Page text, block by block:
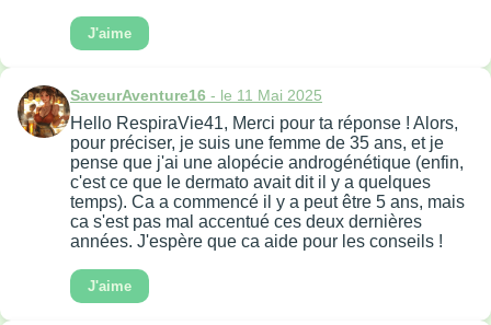
J'aime
SaveurAventure16 - le 11 Mai 2025
Hello RespiraVie41, Merci pour ta réponse ! Alors,
pour préciser, je suis une femme de 35 ans, et je
pense que j'ai une alopécie androgénétique (enfin,
c'est ce que le dermato avait dit il y a quelques
temps). Ca a commencé il y a peut être 5 ans, mais
ca s'est pas mal accentué ces deux dernières
années. J'espère que ca aide pour les conseils !
J'aime